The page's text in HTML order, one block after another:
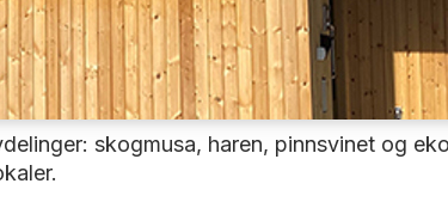
skogmusa, haren, pinnsvinet og